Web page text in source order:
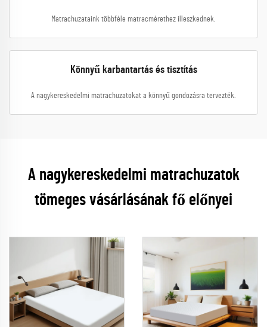
Matrachuzataink többféle matracmérethez illeszkednek.
Könnyű karbantartás és tisztítás
A nagykereskedelmi matrachuzatokat a könnyű gondozásra tervezték.
A nagykereskedelmi matrachuzatok
tömeges vásárlásának fő előnyei